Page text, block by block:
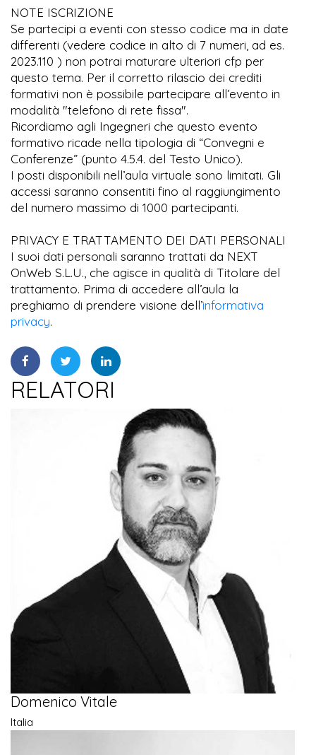
NOTE ISCRIZIONE
Se partecipi a eventi con stesso codice ma in date
differenti (vedere codice in alto di 7 numeri, ad es.
2023.110 ) non potrai maturare ulteriori cfp per
questo tema. Per il corretto rilascio dei crediti
formativi non è possibile partecipare all’evento in
modalità "telefono di rete fissa".
Ricordiamo agli Ingegneri che questo evento
formativo ricade nella tipologia di “Convegni e
Conferenze” (punto 4.5.4. del Testo Unico).
I posti disponibili nell’aula virtuale sono limitati. Gli
accessi saranno consentiti fino al raggiungimento
del numero massimo di 1000 partecipanti.
PRIVACY E TRATTAMENTO DEI DATI PERSONALI
I suoi dati personali saranno trattati da NEXT
OnWeb S.L.U., che agisce in qualità di Titolare del
trattamento. Prima di accedere all’aula la
preghiamo di prendere visione dell’informativa
privacy.
RELATORI
Domenico Vitale
Italia